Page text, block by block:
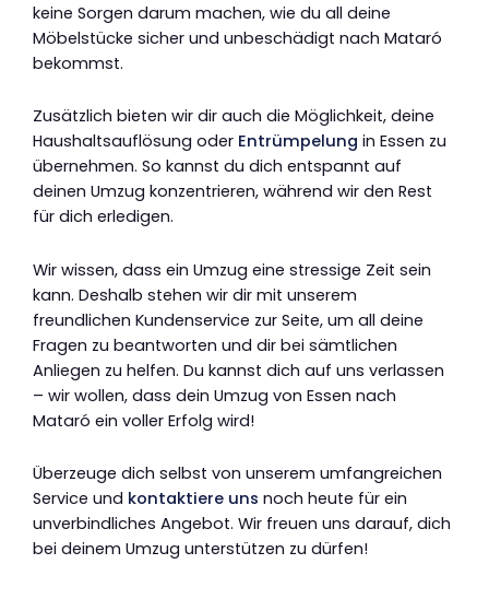
keine Sorgen darum machen, wie du all deine
Möbelstücke sicher und unbeschädigt nach Mataró
bekommst.
Zusätzlich bieten wir dir auch die Möglichkeit, deine
Haushaltsauflösung oder Entrümpelung in Essen zu
übernehmen. So kannst du dich entspannt auf
deinen Umzug konzentrieren, während wir den Rest
für dich erledigen.
Wir wissen, dass ein Umzug eine stressige Zeit sein
kann. Deshalb stehen wir dir mit unserem
freundlichen Kundenservice zur Seite, um all deine
Fragen zu beantworten und dir bei sämtlichen
Anliegen zu helfen. Du kannst dich auf uns verlassen
– wir wollen, dass dein Umzug von Essen nach
Mataró ein voller Erfolg wird!
Überzeuge dich selbst von unserem umfangreichen
Service und kontaktiere uns noch heute für ein
unverbindliches Angebot. Wir freuen uns darauf, dich
bei deinem Umzug unterstützen zu dürfen!